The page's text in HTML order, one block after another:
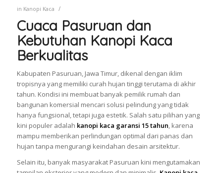
in Kanopi Kaca /
Cuaca Pasuruan dan
Kebutuhan Kanopi Kaca
Berkualitas
Kabupaten Pasuruan, Jawa Timur, dikenal dengan iklim
tropisnya yang memiliki curah hujan tinggi terutama di akhir
tahun. Kondisi ini membuat banyak pemilik rumah dan
bangunan komersial mencari solusi pelindung yang tidak
hanya fungsional, tetapi juga estetik. Salah satu pilihan yang
kini populer adalah kanopi kaca garansi 15 tahun, karena
mampu memberikan perlindungan optimal dari panas dan
hujan tanpa mengurangi keindahan desain arsitektur.
Selain itu, banyak masyarakat Pasuruan kini mengutamakan